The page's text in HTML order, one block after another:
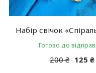
Набір свічок
Готово до
200 ₴ 125 ₴